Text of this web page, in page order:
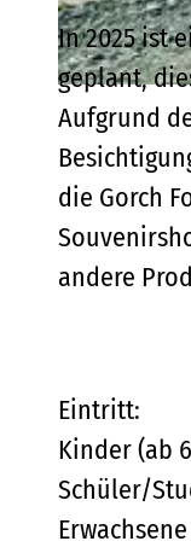
© HANSESTADT Stralsund
In 2025 ist
geplant,
Aufgrund
die Gorch
andere
Eintritt:
Kinder (ab
Schüler/